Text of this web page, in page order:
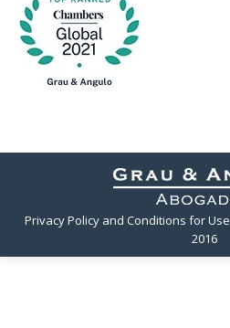
Privacy Policy and Conditions for Use
2016